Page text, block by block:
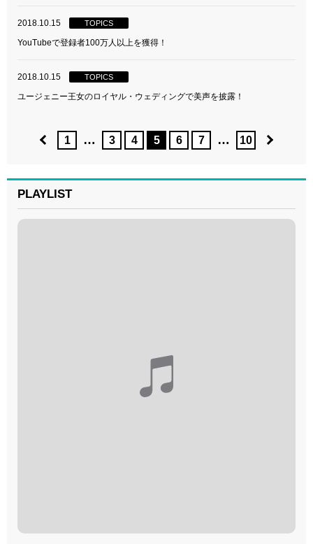
2018.10.15 TOPICS
YouTubeで登録者100万人以上を獲得！
2018.10.15 TOPICS
ユージェニー王女のロイヤル・ウェディングで美声を披露！
1 … 3 4 5 6 7 … 10
PLAYLIST